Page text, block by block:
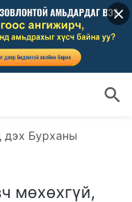
дэх Бурханы
мөхөхгүй,